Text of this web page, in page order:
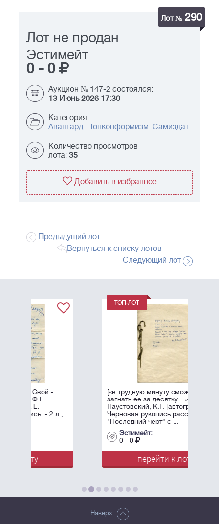
Лот № 290
Лот не продан
Эстимейт
0 - 0
Аукцион № 147-2 состоялся:
13 Июнь 2026 17:30
Категория:
Авангард. Нонконформизм. Самиздат
Количество просмотров
лота: 35
Добавить в избранное
Предыдущий лот
Вернуться к списку лотов
Следующий лот
[«в трудную минуту сможете
загнать ее за десятку…»]
Паустовский, К.Г. [автограф].
Черновая рукопись рассказа
"Последний черт" с ...
перейти к лоту
Наверх